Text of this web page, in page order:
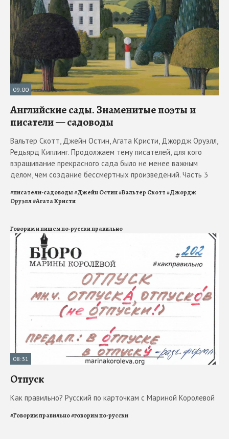
09:00
Английские сады. Знаменитые поэты и
писатели — садоводы
Вальтер Скотт, Джейн Остин, Агата Кристи, Джордж Оруэлл,
Редьярд Киплинг. Продолжаем тему писателей, для кого
взращивание прекрасного сада было не менее важным
делом, чем создание бессмертных произведений. Часть 3
#писатели-садоводы#Джейн Остин#Вальтер Скотт#Джордж
Оруэлл#Агата Кристи
Говорим и пишем по-русски правильно
08:31
Отпуск
Как правильно? Русский по карточкам с Мариной Королевой
#Говорим правильно#говорим по-русски